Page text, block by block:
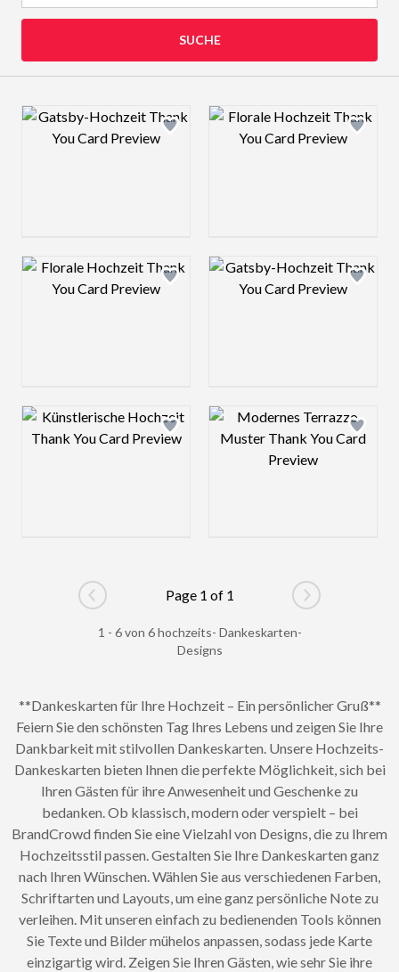
SUCHE
Design preview image Design preview
Design preview image Design preview
Design preview image Design preview
Go to previous page
Page 1 of 1
Go to next
1 - 6 von 6 hochzeits- Dankeskarten-
Designs
**Dankeskarten für Ihre Hochzeit – Ein persönlicher Gruß**
Feiern Sie den schönsten Tag Ihres Lebens und zeigen Sie Ihre
Dankbarkeit mit stilvollen Dankeskarten. Unsere Hochzeits-
Dankeskarten bieten Ihnen die perfekte Möglichkeit, sich bei
Ihren Gästen für ihre Anwesenheit und Geschenke zu
bedanken. Ob klassisch, modern oder verspielt – bei
BrandCrowd finden Sie eine Vielzahl von Designs, die zu Ihrem
Hochzeitsstil passen. Gestalten Sie Ihre Dankeskarten ganz
nach Ihren Wünschen. Wählen Sie aus verschiedenen Farben,
Schriftarten und Layouts, um eine ganz persönliche Note zu
verleihen. Mit unseren einfach zu bedienenden Tools können
Sie Texte und Bilder mühelos anpassen, sodass jede Karte
einzigartig wird. Zeigen Sie Ihren Gästen, wie sehr Sie ihre